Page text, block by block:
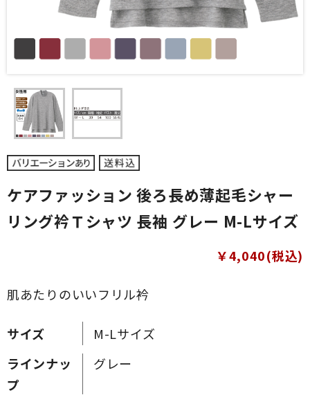
ケアファッション 後ろ長め薄起毛シャー
リング衿Ｔシャツ 長袖 グレー M-Lサイズ
肌あたりのいいフリル衿
￥4,040(税込)
サイズ
M-Lサイズ
ラインナッ
プ
グレー